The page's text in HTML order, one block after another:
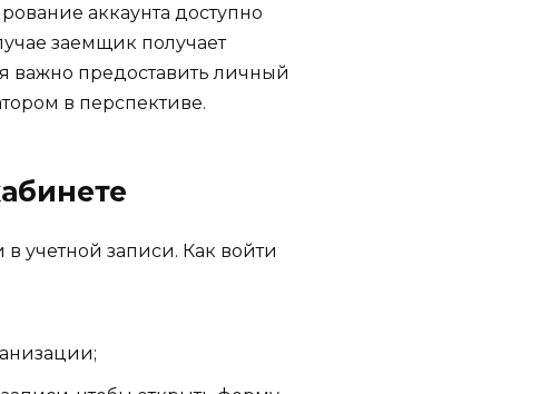
аккаунта доступно
заемщик получает
важно предоставить личный
в перспективе.
учетной записи. Как войти